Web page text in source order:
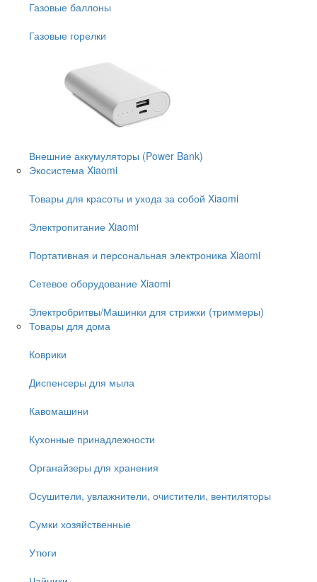
Газовые баллоны
Газовые горелки
Внешние аккумуляторы (Power Bank)
Экосистема Xiaomi
Товары для красоты и ухода за собой Xiaomi
Электропитание Xiaomi
Портативная и персональная электроника Xiaomi
Сетевое оборудование Xiaomi
Электробритвы/Машинки для стрижки (триммеры)
Товары для дома
Коврики
Диспенсеры для мыла
Кавомашини
Кухонные принадлежности
Органайзеры для хранения
Осушители, увлажнители, очистители, вентиляторы
Сумки хозяйственные
Утюги